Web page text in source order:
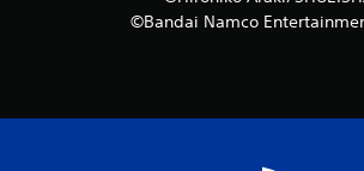
©Bandai Namco